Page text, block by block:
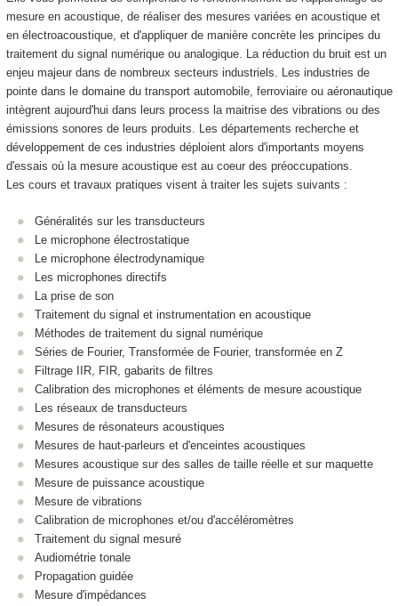
mesure en acoustique, de réaliser des mesures variées en acoustique et
en électroacoustique, et d'appliquer de manière concrète les principes du
traitement du signal numérique ou analogique. La réduction du bruit est un
enjeu majeur dans de nombreux secteurs industriels. Les industries de
pointe dans le domaine du transport automobile, ferroviaire ou aéronautique
intègrent aujourd'hui dans leurs process la maitrise des vibrations ou des
émissions sonores de leurs produits. Les départements recherche et
développement de ces industries déploient alors d'importants moyens
d'essais où la mesure acoustique est au coeur des préoccupations.
Les cours et travaux pratiques visent à traiter les sujets suivants :
Généralités sur les transducteurs
Le microphone électrostatique
Le microphone électrodynamique
Les microphones directifs
La prise de son
Traitement du signal et instrumentation en acoustique
Méthodes de traitement du signal numérique
Séries de Fourier, Transformée de Fourier, transformée en Z
Filtrage IIR, FIR, gabarits de filtres
Calibration des microphones et éléments de mesure acoustique
Les réseaux de transducteurs
Mesures de résonateurs acoustiques
Mesures de haut-parleurs et d'enceintes acoustiques
Mesures acoustique sur des salles de taille réelle et sur maquette
Mesure de puissance acoustique
Mesure de vibrations
Calibration de microphones et/ou d'accéléromètres
Traitement du signal mesuré
Audiométrie tonale
Propagation guidée
Mesure d'impédances